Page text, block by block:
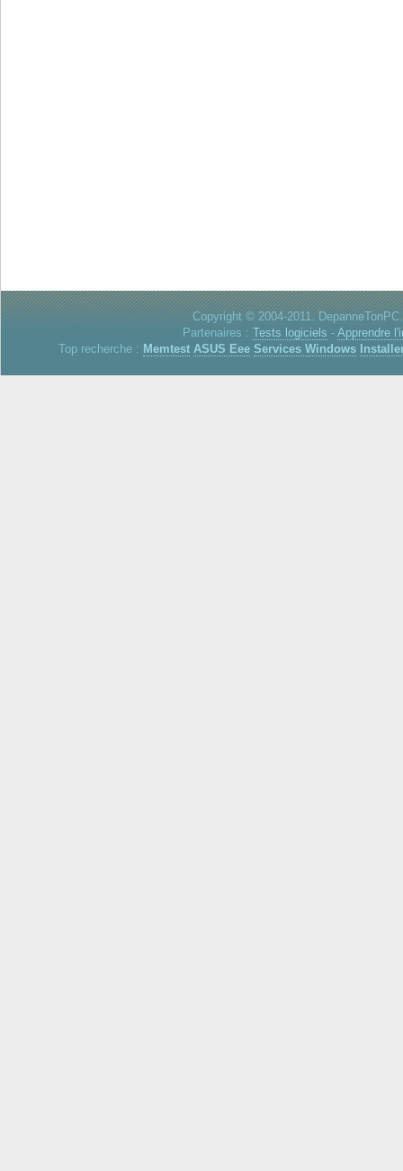
Copyright © 2004-2011.
Partenaires : Tests logiciels - Apprendre
Top recherche : Memtest ASUS Eee Services Windows